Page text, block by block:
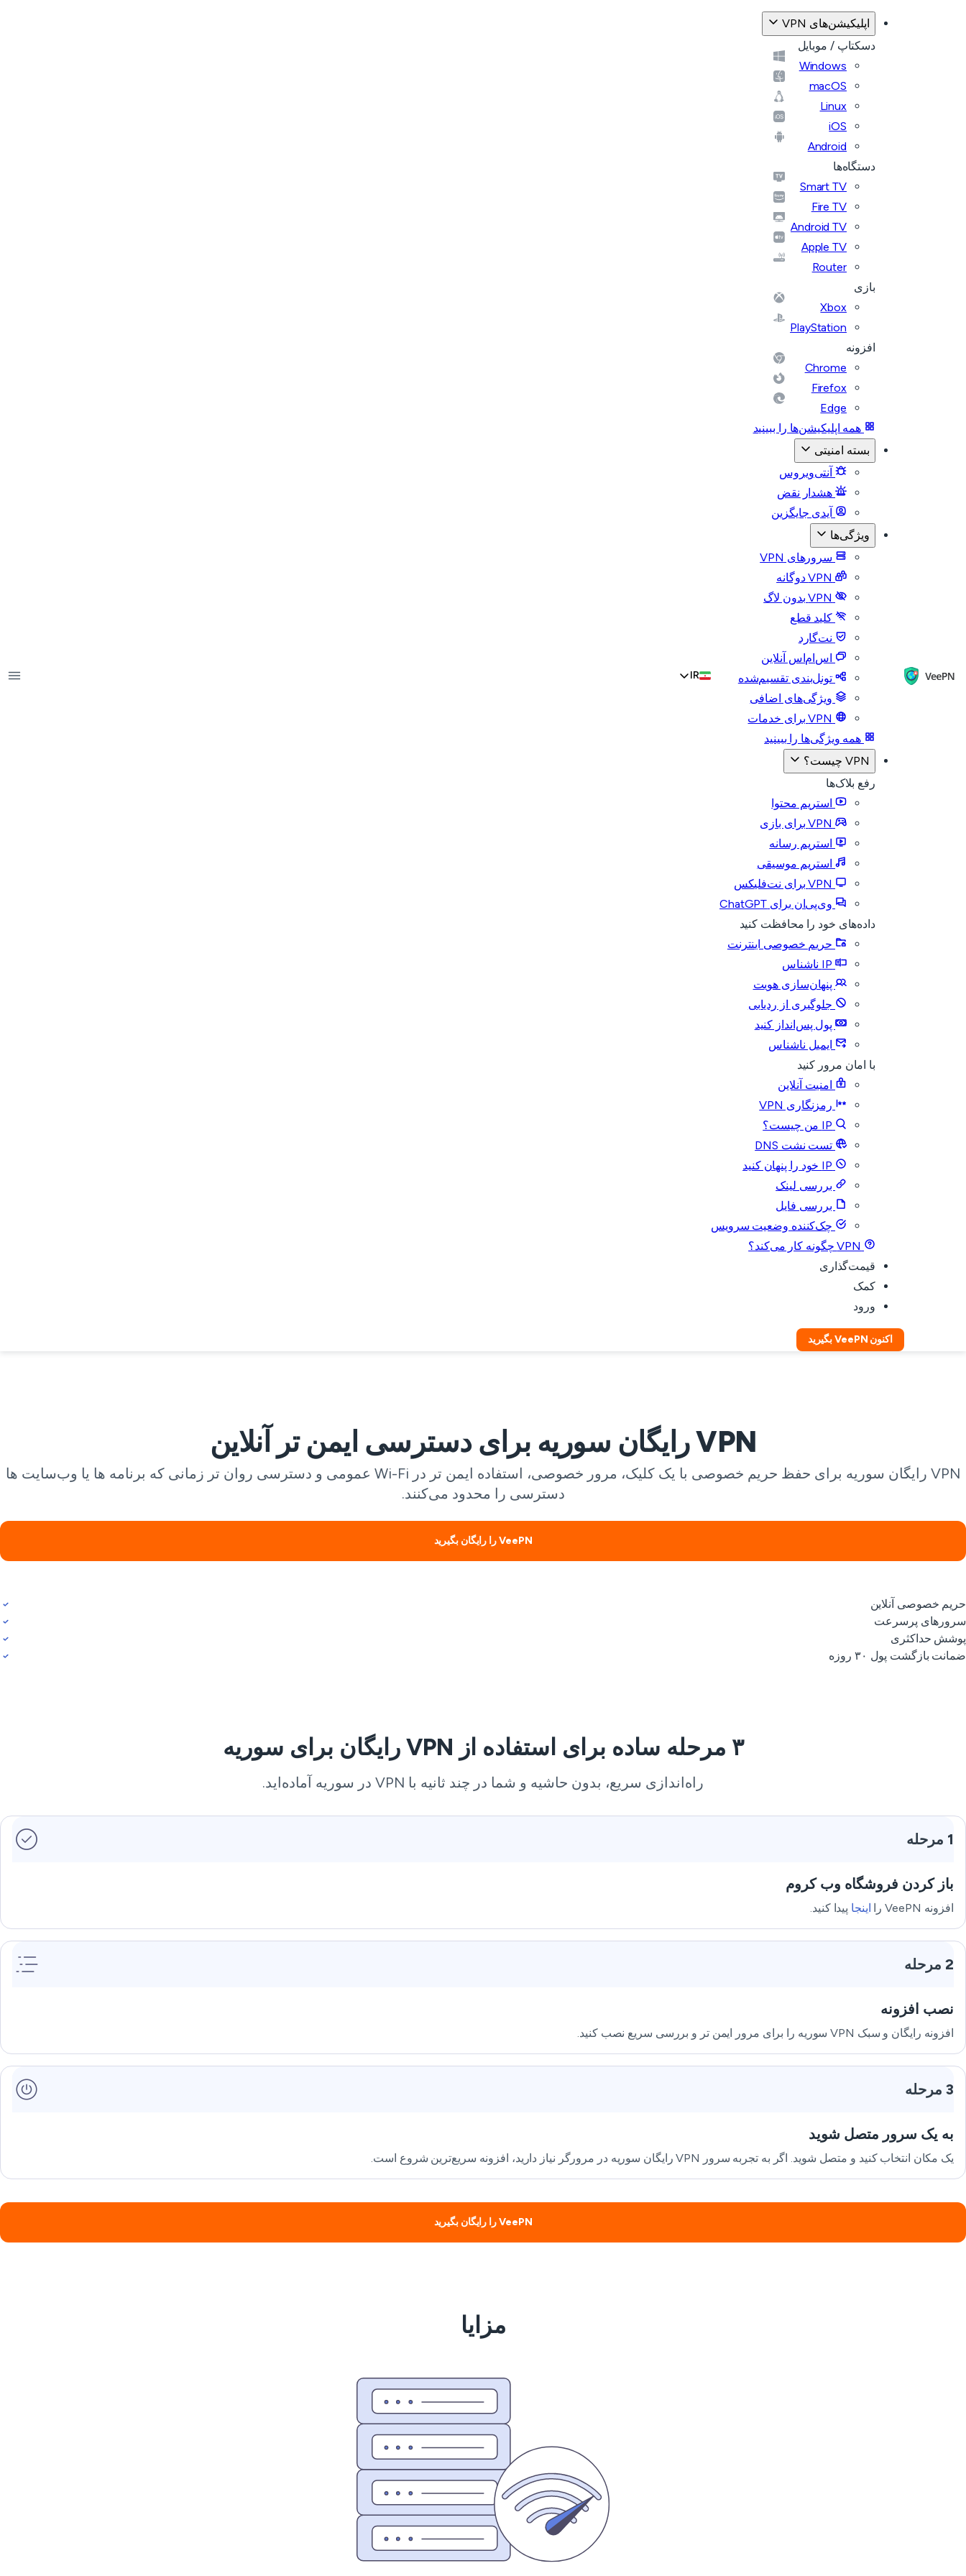
اپلیکیشن‌های VPN
دسکتاپ / موبایل
Windows
macOS
Linux
iOS
Android
دستگاه‌ها
Smart TV
Fire TV
Android TV
Apple TV
Router
بازی
Xbox
PlayStation
افزونه
Chrome
Firefox
Edge
همه اپلیکیشن‌ها را ببینید
بسته امنیتی
آنتی‌ویروس
هشدار نقض
آیدی جایگزین
ویژگی‌ها
سرورهای VPN
کلید قطع
نت‌گارد
اس‌ام‌اس آنلاین
تونل‌بندی تقسیم‌شده
ویژگی‌های اضافی
همه ویژگی‌ها را ببینید
VPN چیست؟
رفع بلاک‌ها
استریم محتوا
استریم رسانه
استریم موسیقی
وی‌پی‌ان برای ChatGPT
داده‌های خود را محافظت کنید
حریم خصوصی اینترنت
پنهان‌سازی هویت
جلوگیری از ردیابی
پول پس‌انداز کنید
ایمیل ناشناس
با امان مرور کنید
امنیت آنلاین
رمزنگاری VPN
تست نشت DNS
بررسی لینک
بررسی فایل
چک‌کننده وضعیت سرویس
قیمت‌گذاری
کمک
ورود
اکنون VeePN بگیرید
IR
VPN رایگان سوریه برای دسترسی ایمن تر آنلاین
VPN رایگان سوریه برای حفظ حریم خصوصی با یک کلیک، مرور خصوصی، استفاده ایمن تر در Wi-Fi عمومی و دسترسی روان تر زمانی که برنامه ها یا وب‌سایت ها
دسترسی را محدود می‌کنند.
VeePN را رایگان بگیرید
حریم خصوصی آنلاین
سرورهای پرسرعت
پوشش حداکثری
ضمانت بازگشت پول ۳۰ روزه
۳ مرحله ساده برای استفاده از VPN رایگان برای سوریه
راه‌اندازی سریع، بدون حاشیه و شما در چند ثانیه با VPN در سوریه آماده‌اید.
1 مرحله
باز کردن فروشگاه وب کروم
افزونه VeePN را اینجا پیدا کنید.
2 مرحله
نصب افزونه
افزونه رایگان و سبک VPN سوریه را برای مرور ایمن تر و بررسی سریع نصب کنید.
3 مرحله
به یک سرور متصل شوید
یک مکان انتخاب کنید و متصل شوید. اگر به تجربه سرور VPN رایگان سوریه در مرورگر نیاز دارید، افزونه سریع‌ترین شروع است.
VeePN را رایگان بگیرید
مزایا